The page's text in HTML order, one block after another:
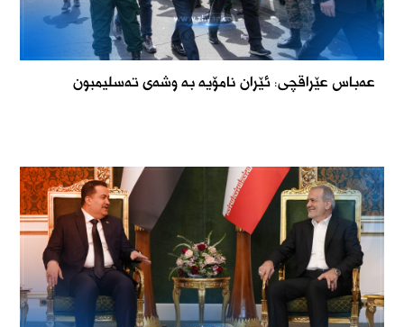
عه‌باس عێراقچی: ئێران نامۆیە بە وشەی تەسلیمبون